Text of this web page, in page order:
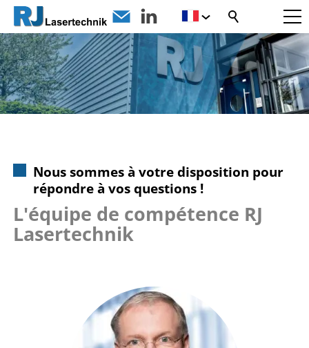
Nous sommes à votre disposition pour
répondre à vos questions !
L'équipe de compétence RJ
Lasertechnik